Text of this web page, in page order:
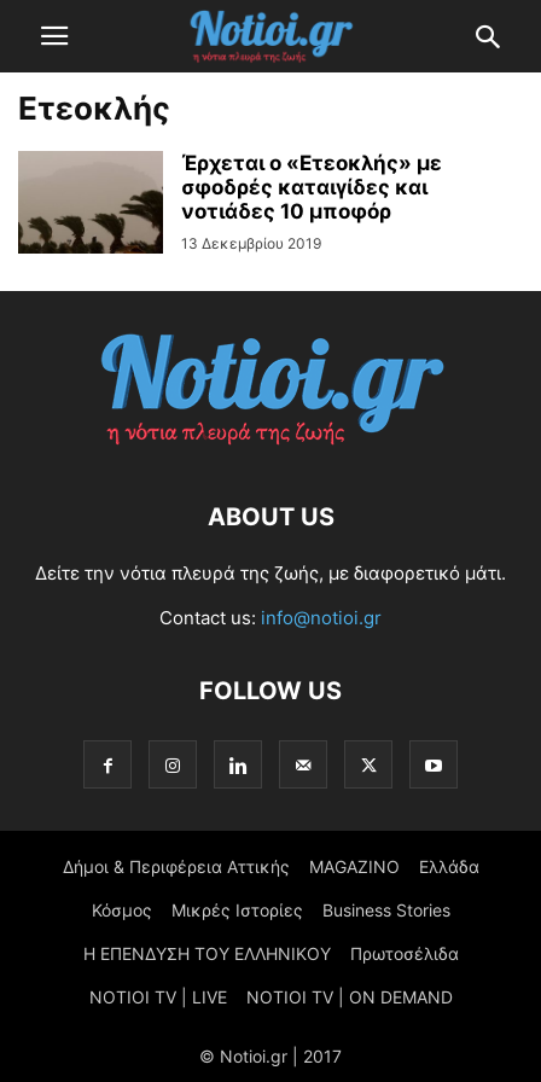
Ετεοκλής
Έρχεται ο «Ετεοκλής» με
σφοδρές καταιγίδες και
νοτιάδες 10 μποφόρ
13 Δεκεμβρίου 2019
ABOUT US
Δείτε την νότια πλευρά της ζωής, με διαφορετικό μάτι.
Contact us: info@notioi.gr
FOLLOW US
Δήμοι & Περιφέρεια Αττικής MAGAZINO Ελλάδα
Κόσμος Μικρές Ιστορίες Business Stories
Η ΕΠΕΝΔΥΣΗ ΤΟΥ ΕΛΛΗΝΙΚΟΥ Πρωτοσέλιδα
NOTIOI TV | LIVE NOTIOI TV | ON DEMAND
© Notioi.gr | 2017